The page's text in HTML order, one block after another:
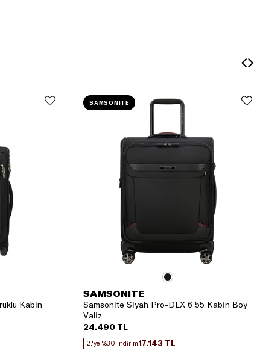
Kabin
SAMSONITE
Samsonite Siyah Pro-DLX 6 55 Kabin Boy
Valiz
24.490 TL
2.'ye %30 İndirim17.143 TL
SAMSONITE